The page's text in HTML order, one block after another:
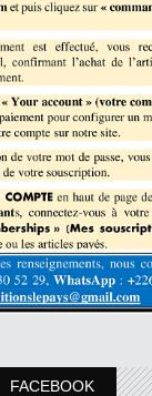
FACEBOOK